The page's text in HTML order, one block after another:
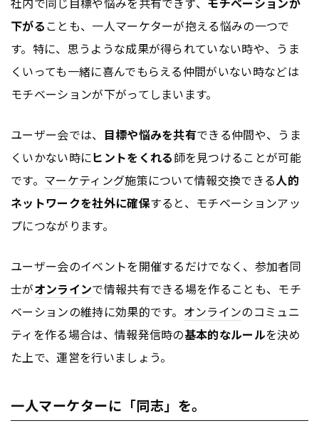
下がることも、一人マーケターが抱える悩みの一つで
す。特に、思うような成果が得られていない時や、うま
くいっても一緒に喜んでもらえる仲間がいない時などは
モチベーションが下がってしまいます。
ユーザー会では、 目標や悩みを共有できる仲間や、うま
くいかない時にヒントをくれる師を見つけることが可能
です。 マーケティング施策について情報交換できる人的
ネットワークを社外に確保すると、モチベーションアッ
プにつながります。
ユーザー会のイベントを開催するだけでなく、参加者同
士がオンラインで情報共有できる場を作ることも、モチ
ベーションの維持に効果的です。 オンラインのコミュニ
ティを作る場合は、情報発信時の基本的なルールを決め
た上で、運営を行いましょう。
一人マーケターに「同志」を。